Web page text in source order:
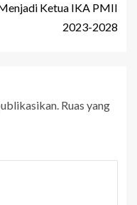
Ketua IKA PMII
2023-2028
Ruas yang